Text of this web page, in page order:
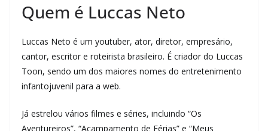
Quem é Luccas Neto
Luccas Neto é um youtuber, ator, diretor, empresário,
cantor, escritor e roteirista brasileiro. É criador do Luccas
Toon, sendo um dos maiores nomes do entretenimento
infantojuvenil para a web.
Já estrelou vários filmes e séries, incluindo “Os
Aventureiros”, “Acampamento de Férias” e “Meus